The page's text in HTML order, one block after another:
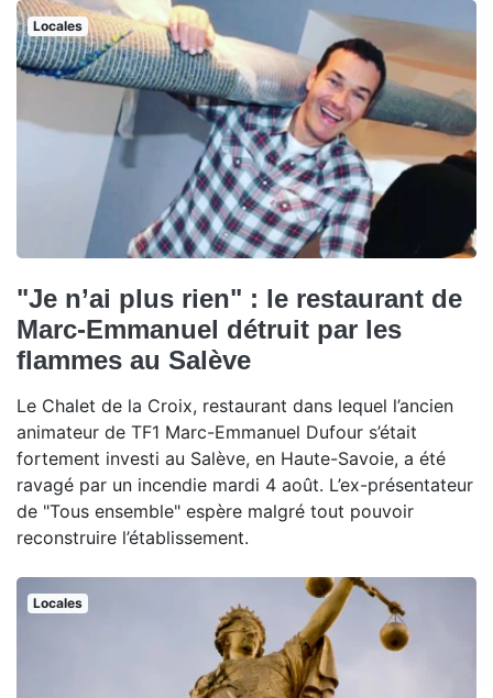
Locales
"Je n’ai plus rien" : le restaurant de
Marc-Emmanuel détruit par les
flammes au Salève
Le Chalet de la Croix, restaurant dans lequel l’ancien
animateur de TF1 Marc-Emmanuel Dufour s’était
fortement investi au Salève, en Haute-Savoie, a été
ravagé par un incendie mardi 4 août. L’ex-présentateur
de "Tous ensemble" espère malgré tout pouvoir
reconstruire l’établissement.
Locales